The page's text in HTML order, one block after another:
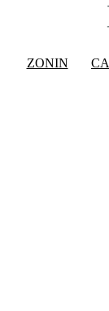
ZONIN